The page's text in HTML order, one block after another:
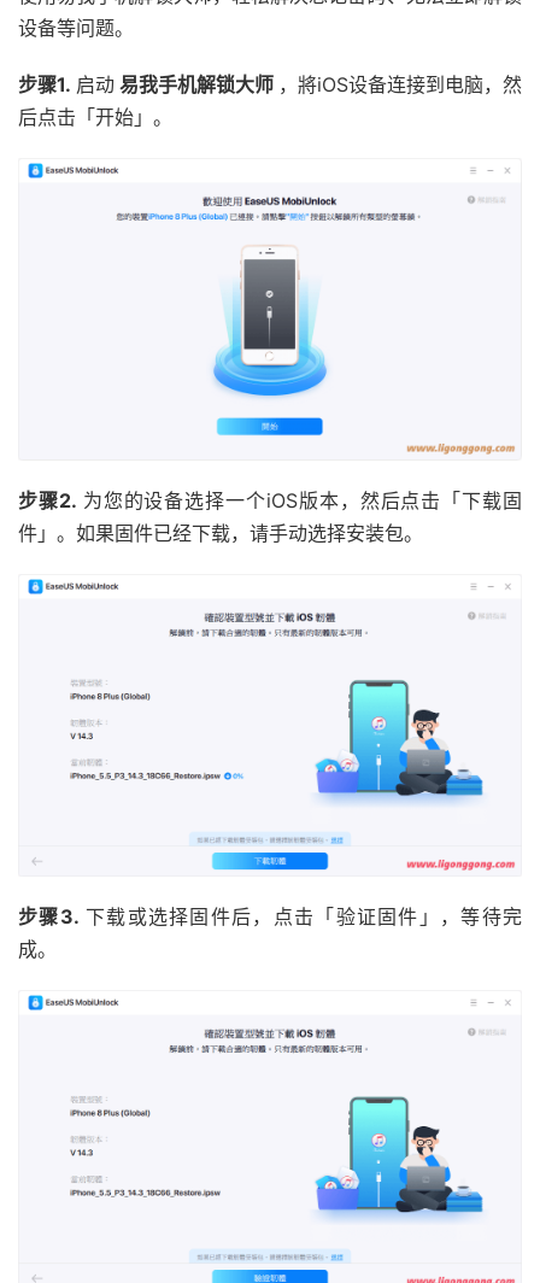
设备等问题。
步骤1. 启动 易我手机解锁大师 ，將iOS设备连接到电脑，然
后点击「开始」。
步骤2. 为您的设备选择一个iOS版本，然后点击「下载固
件」。如果固件已经下载，请手动选择安装包。
步骤3. 下载或选择固件后，点击「验证固件」，等待完
成。